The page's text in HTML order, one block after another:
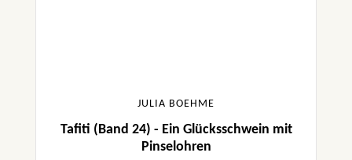
JULIA BOEHME
Tafiti (Band 24) - Ein Glücksschwein mit
Pinselohren